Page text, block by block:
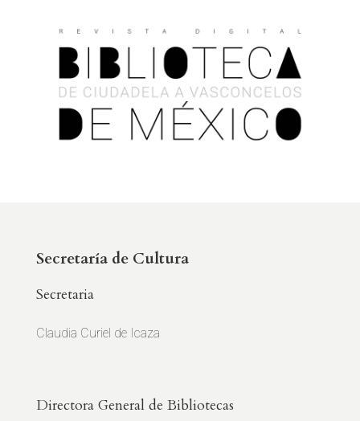
Secretaría de Cultura
Secretaria
Claudia Curiel de Icaza
Directora General de Bibliotecas